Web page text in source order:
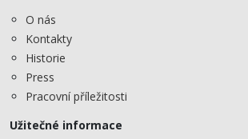
O nás
Kontakty
Historie
Press
Pracovní příležitosti
Užitečné informace